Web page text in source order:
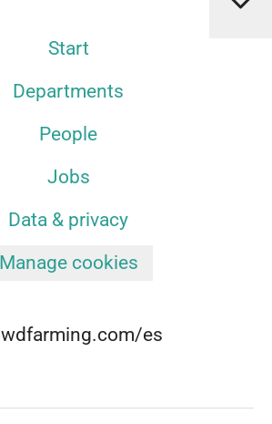
Start
Departments
People
Jobs
Data & privacy
Manage cookies
es